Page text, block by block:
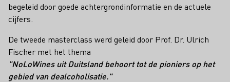
begeleid door goede achtergrondinformatie en de actuele
cijfers.
De tweede masterclass werd geleid door Prof. Dr. Ulrich
Fischer met het thema
"NoLoWines uit Duitsland behoort tot de pioniers op het
gebied van dealcoholisatie."